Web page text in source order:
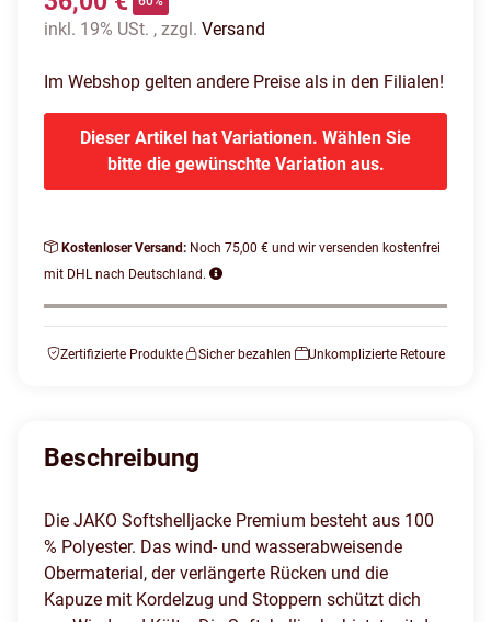
inkl. 19% USt. , zzgl. Versand
Im Webshop gelten andere Preise als in den Filialen!
Dieser Artikel hat Variationen. Wählen Sie
bitte die gewünschte Variation aus.
Kostenloser Versand: Noch 75,00 € und wir versenden kostenfrei
mit DHL nach Deutschland.
Zertifizierte Produkte Sicher bezahlen Unkomplizierte Retoure
Beschreibung
Die JAKO Softshelljacke Premium besteht aus 100
% Polyester. Das wind- und wasserabweisende
Obermaterial, der verlängerte Rücken und die
Kapuze mit Kordelzug und Stoppern schützt dich